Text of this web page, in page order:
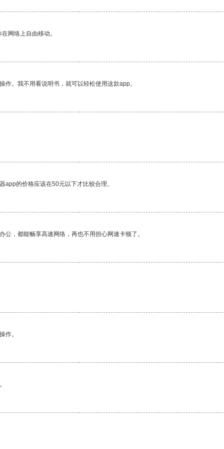
网络上自由移动。
。我不用看说明书，就可以轻松使用这款app。
app的价格应该在50元以下才比较合理。
，都能畅享高速网络，再也不用担心网速卡顿了。
作。